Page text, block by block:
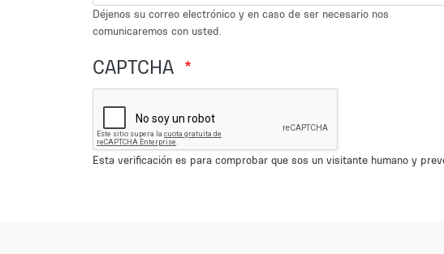
Déjenos su correo electrónico y en caso de ser necesario nos
comunicaremos con usted.
CAPTCHA
Esta verificación es para comprobar que sos un visitante humano y